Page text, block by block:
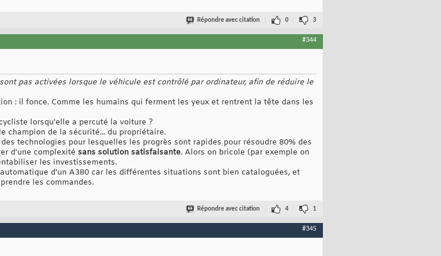
Répondre avec citation 0 3
#344
pas activées lorsque le véhicule est contrôlé par ordinateur, afin de réduire le
: il fonce. Comme les humains qui ferment les yeux et rentrent la tête dans les
lorsqu'elle a percuté la voiture ?
champion de la sécurité... du propriétaire.
technologies pour lesquelles les progrès sont rapides pour résoudre 80% des
d'une complexité sans solution satisfaisante. Alors on bricole (par exemple on
les investissements.
d'un A380 car les différentes situations sont bien cataloguées, et
les commandes.
Répondre avec citation 4 1
#345